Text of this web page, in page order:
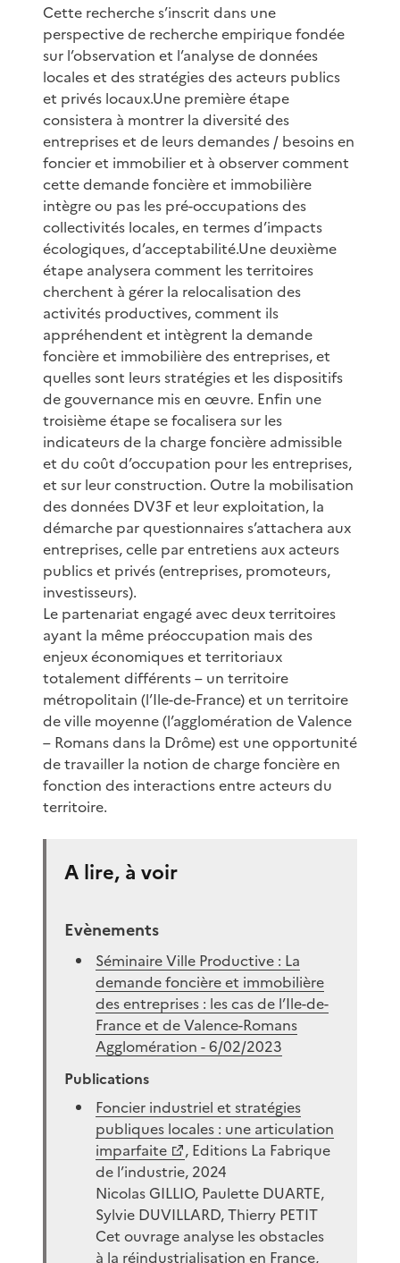
Cette recherche s’inscrit dans une
perspective de recherche empirique fondée
sur l’observation et l’analyse de données
locales et des stratégies des acteurs publics
et privés locaux.Une première étape
consistera à montrer la diversité des
entreprises et de leurs demandes / besoins en
foncier et immobilier et à observer comment
cette demande foncière et immobilière
intègre ou pas les pré-occupations des
collectivités locales, en termes d’impacts
écologiques, d’acceptabilité.Une deuxième
étape analysera comment les territoires
cherchent à gérer la relocalisation des
activités productives, comment ils
appréhendent et intègrent la demande
foncière et immobilière des entreprises, et
quelles sont leurs stratégies et les dispositifs
de gouvernance mis en œuvre. Enfin une
troisième étape se focalisera sur les
indicateurs de la charge foncière admissible
et du coût d’occupation pour les entreprises,
et sur leur construction. Outre la mobilisation
des données DV3F et leur exploitation, la
démarche par questionnaires s’attachera aux
entreprises, celle par entretiens aux acteurs
publics et privés (entreprises, promoteurs,
investisseurs).
Le partenariat engagé avec deux territoires
ayant la même préoccupation mais des
enjeux économiques et territoriaux
totalement différents – un territoire
métropolitain (l’Ile-de-France) et un territoire
de ville moyenne (l’agglomération de Valence
– Romans dans la Drôme) est une opportunité
de travailler la notion de charge foncière en
fonction des interactions entre acteurs du
territoire.
A lire, à voir
Evènements
Séminaire Ville Productive : La
demande foncière et immobilière
des entreprises : les cas de l’Ile-de-
France et de Valence-Romans
Agglomération - 6/02/2023
Publications
Foncier industriel et stratégies
publiques locales : une articulation
imparfaite
, Editions La Fabrique
de l’industrie, 2024
Nicolas GILLIO, Paulette DUARTE,
Sylvie DUVILLARD, Thierry PETIT
Cet ouvrage analyse les obstacles
à la réindustrialisation en France,